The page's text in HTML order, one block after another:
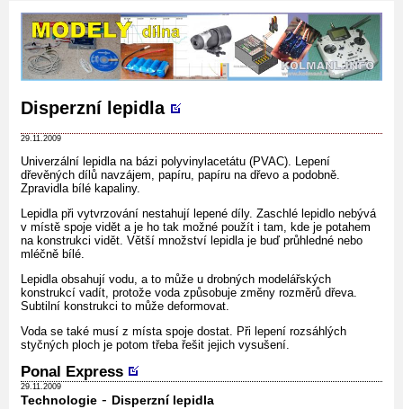
Disperzní lepidla
29.11.2009
Univerzální lepidla na bázi polyvinylacetátu (PVAC). Lepení
dřevěných dílů navzájem, papíru, papíru na dřevo a podobně.
Zpravidla bílé kapaliny.
Lepidla při vytvrzování nestahují lepené díly. Zaschlé lepidlo nebývá
v místě spoje vidět a je ho tak možné použít i tam, kde je potahem
na konstrukci vidět. Větší množství lepidla je buď průhledné nebo
mléčně bílé.
Lepidla obsahují vodu, a to může u drobných modelářských
konstrukcí vadít, protože voda způsobuje změny rozměrů dřeva.
Subtilní konstrukci to může deformovat.
Voda se také musí z místa spoje dostat. Při lepení rozsáhlých
styčných ploch je potom třeba řešit jejich vysušení.
Ponal Express
29.11.2009
Technologie - Disperzní lepidla